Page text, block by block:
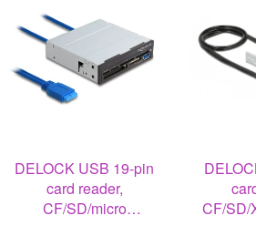
DELOCK USB 19-pin
card reader,
CF/SD/micro
CF/SD/